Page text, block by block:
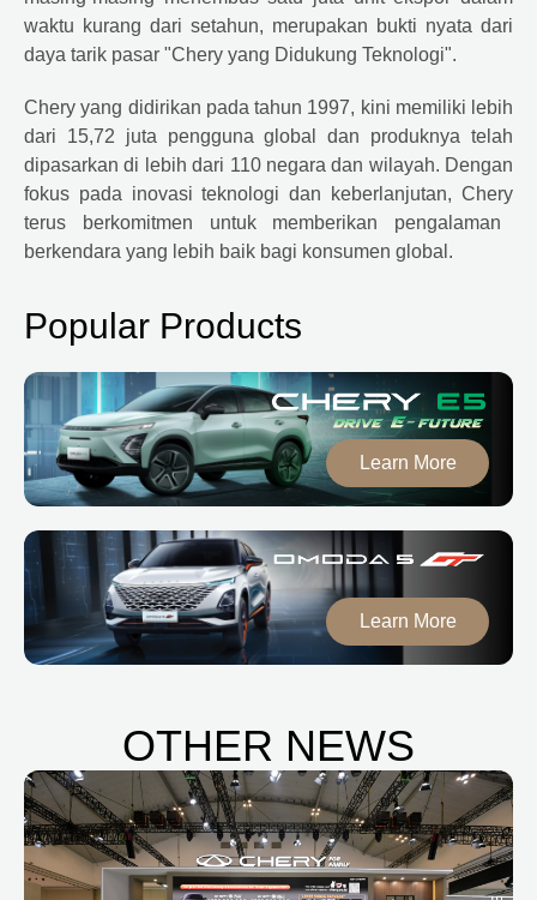
waktu kurang dari setahun, merupakan bukti nyata dari
daya tarik pasar "Chery yang Didukung Teknologi".
Chery yang didirikan pada tahun 1997, kini memiliki lebih
dari 15,72 juta pengguna global dan produknya telah
dipasarkan di lebih dari 110 negara dan wilayah. Dengan
fokus pada inovasi teknologi dan keberlanjutan, Chery
terus berkomitmen untuk memberikan pengalaman
berkendara yang lebih baik bagi konsumen global.
Popular Products
Learn More
Learn More
OTHER NEWS